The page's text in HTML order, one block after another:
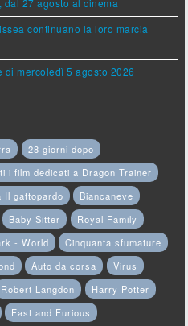
dal 27 agosto al cinema
continuano la loro marcia
di mercoledì 5 agosto 2026
28 giorni dopo
i film dedicati a Dragon Trainer
Il gattopardo
Biancaneve
Baby Sitter
Royal Family
- World
Cinquanta sfumature
Auto da corsa
Virus
Robert Langdon
Harry Potter
Fast and Furious